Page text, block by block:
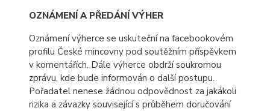
OZNÁMENÍ A PŘEDÁNÍ VÝHER
Oznámení výherce se uskuteční na facebookovém
profilu České mincovny pod soutěžním příspěvkem
v komentářích. Dále výherce obdrží soukromou
zprávu, kde bude informován o další postupu.
Pořadatel nenese žádnou odpovědnost za jakákoli
rizika a závazky související s průběhem doručování